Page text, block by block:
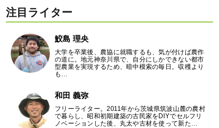
注目ライター
鮫島 理央
大学を卒業後、農協に就職するも、気が付けば農作
の道に。地元神奈川県で、自分にしかできない都市
型農業を実現するため、暗中模索の毎日。収穫より
も…
和田 義弥
フリーライター。2011年から茨城県筑波山麓の農村
で暮らし、昭和初期建築の古民家をDIYでセルフリ
ノベーションした後、丸太や古材を使って新た…